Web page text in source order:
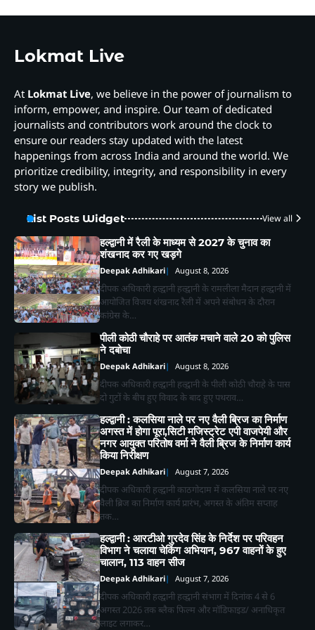
Lokmat Live
At Lokmat Live, we believe in the power of journalism to
inform, empower, and inspire. Our team of dedicated
journalists and contributors work around the clock to
ensure our readers stay updated with the latest
happenings from across India and around the world. We
prioritize credibility, integrity, and responsibility in every
story we publish.
List Posts Widget View all
हल्द्वानी में रैली के माध्यम से 2027 के चुनाव का
शंखनाद कर गए खड़गे
Deepak Adhikari August 8, 2026
दीपक अधिकारी हल्द्वानी हल्द्वानी के रामलीला मैदान हल्द्वानी में
आयोजित विजय शंखनाद रैली में अपने संबोधन के दौरान
कांग्रेस के…
पीली कोठी चौराहे पर आतंक मचाने वाले 20 को पुलिस
ने दबोचा
Deepak Adhikari August 8, 2026
दीपक अधिकारी हल्द्वानी हल्द्वानी के पीली कोठी चौराहे के पास
दो गुटों के बीच हुए विवाद के बाद हुए पथराव…
हल्द्वानी : कलसिया नाले पर नए वैली ब्रिज का निर्माण
अगस्त में होगा पूरा,सिटी मजिस्ट्रेट एपी वाजपेयी और
नगर आयुक्त परितोष वर्मा ने वैली ब्रिज के निर्माण कार्य
किया निरीक्षण
Deepak Adhikari August 7, 2026
दीपक अधिकारी हल्द्वानी काठगोदाम में कलसिया नाले पर नए
वैली ब्रिज का निर्माण कार्य प्रारंभ, अगस्त के अंतिम सप्ताह
तक…
हल्द्वानी : आरटीओ गुरदेव सिंह के निर्देश पर परिवहन
विभाग ने चलाया चेकिंग अभियान, 967 वाहनों के हुए
चालान, 113 वाहन सीज
Deepak Adhikari August 7, 2026
दीपक अधिकारी हल्द्वानी हल्द्वानी संभाग में दिनांक 4 से 6
अगस्त 2026 तक ब्लैक फिल्म और मॉडिफाइड/ अनाधिकृत
लाइट लगाकर…